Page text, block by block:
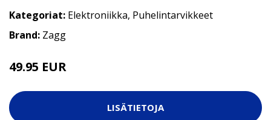
Kategoriat: Elektroniikka, Puhelintarvikkeet
Brand: Zagg
49.95 EUR
LISÄTIETOJA